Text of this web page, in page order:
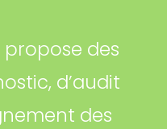
propose des
d’audit
des